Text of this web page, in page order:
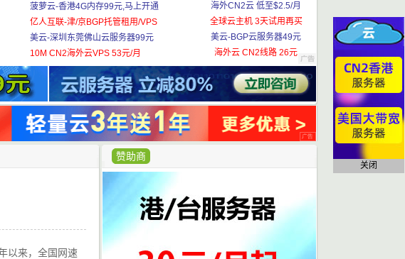
菠萝云-香港4G内存99元,马上开通
亿人互联-津/京BGP托管租用/VPS
美云-深圳东莞佛山云服务器99元
10M CN2海外云VPS 53元/月
海外CN2云 低至$2.5/月
全球云主机 3天试用再买
美云-BGP云服务器49元
海外云 CN2线路 26元
赞助商
以来，全国网速
关闭